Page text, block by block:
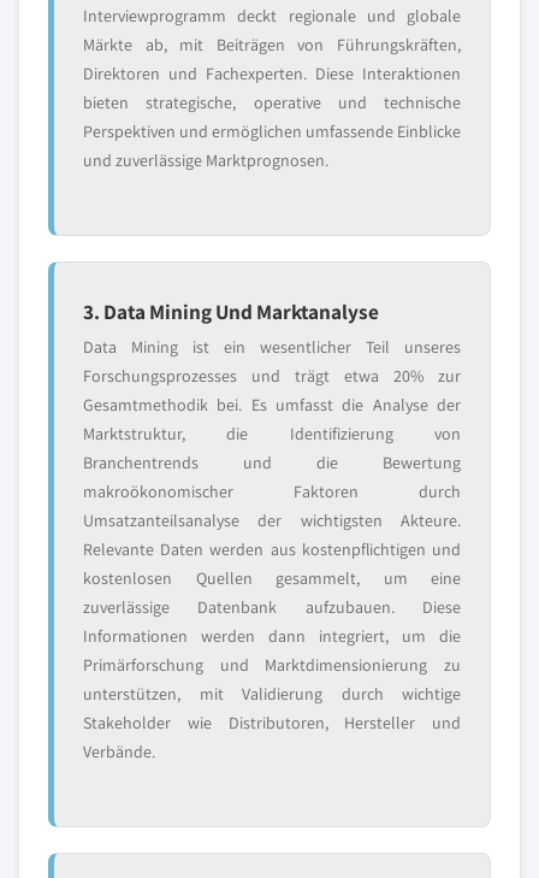
Interviewprogramm deckt regionale und globale
Märkte ab, mit Beiträgen von Führungskräften,
Direktoren und Fachexperten. Diese Interaktionen
bieten strategische, operative und technische
Perspektiven und ermöglichen umfassende Einblicke
und zuverlässige Marktprognosen.
3. Data Mining Und Marktanalyse
Data Mining ist ein wesentlicher Teil unseres
Forschungsprozesses und trägt etwa 20% zur
Gesamtmethodik bei. Es umfasst die Analyse der
Marktstruktur, die Identifizierung von
Branchentrends und die Bewertung
makroökonomischer Faktoren durch
Umsatzanteilsanalyse der wichtigsten Akteure.
Relevante Daten werden aus kostenpflichtigen und
kostenlosen Quellen gesammelt, um eine
zuverlässige Datenbank aufzubauen. Diese
Informationen werden dann integriert, um die
Primärforschung und Marktdimensionierung zu
unterstützen, mit Validierung durch wichtige
Stakeholder wie Distributoren, Hersteller und
Verbände.